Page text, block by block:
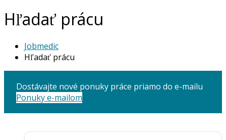
Hľadať prácu
Jobmedic
Hľadať prácu
Dostávajte nové ponuky práce priamo do e-mailu
Ponuky e-mailom